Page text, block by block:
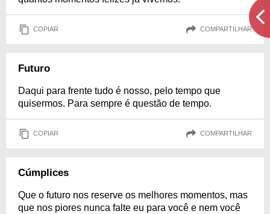
COPIAR COMPARTILHAR
Futuro
Daqui para frente tudo é nosso, pelo tempo que
quisermos. Para sempre é questão de tempo.
COPIAR COMPARTILHAR
Cúmplices
Que o futuro nos reserve os melhores momentos, mas
que nos piores nunca falte eu para você e nem você